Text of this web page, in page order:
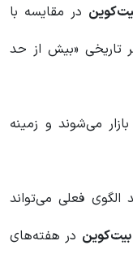
در مقایسه با
تاریخی «بیش از حد
می‌شوند و زمینه
الگوی فعلی می‌تواند
بیت‌کوین در هفته‌های